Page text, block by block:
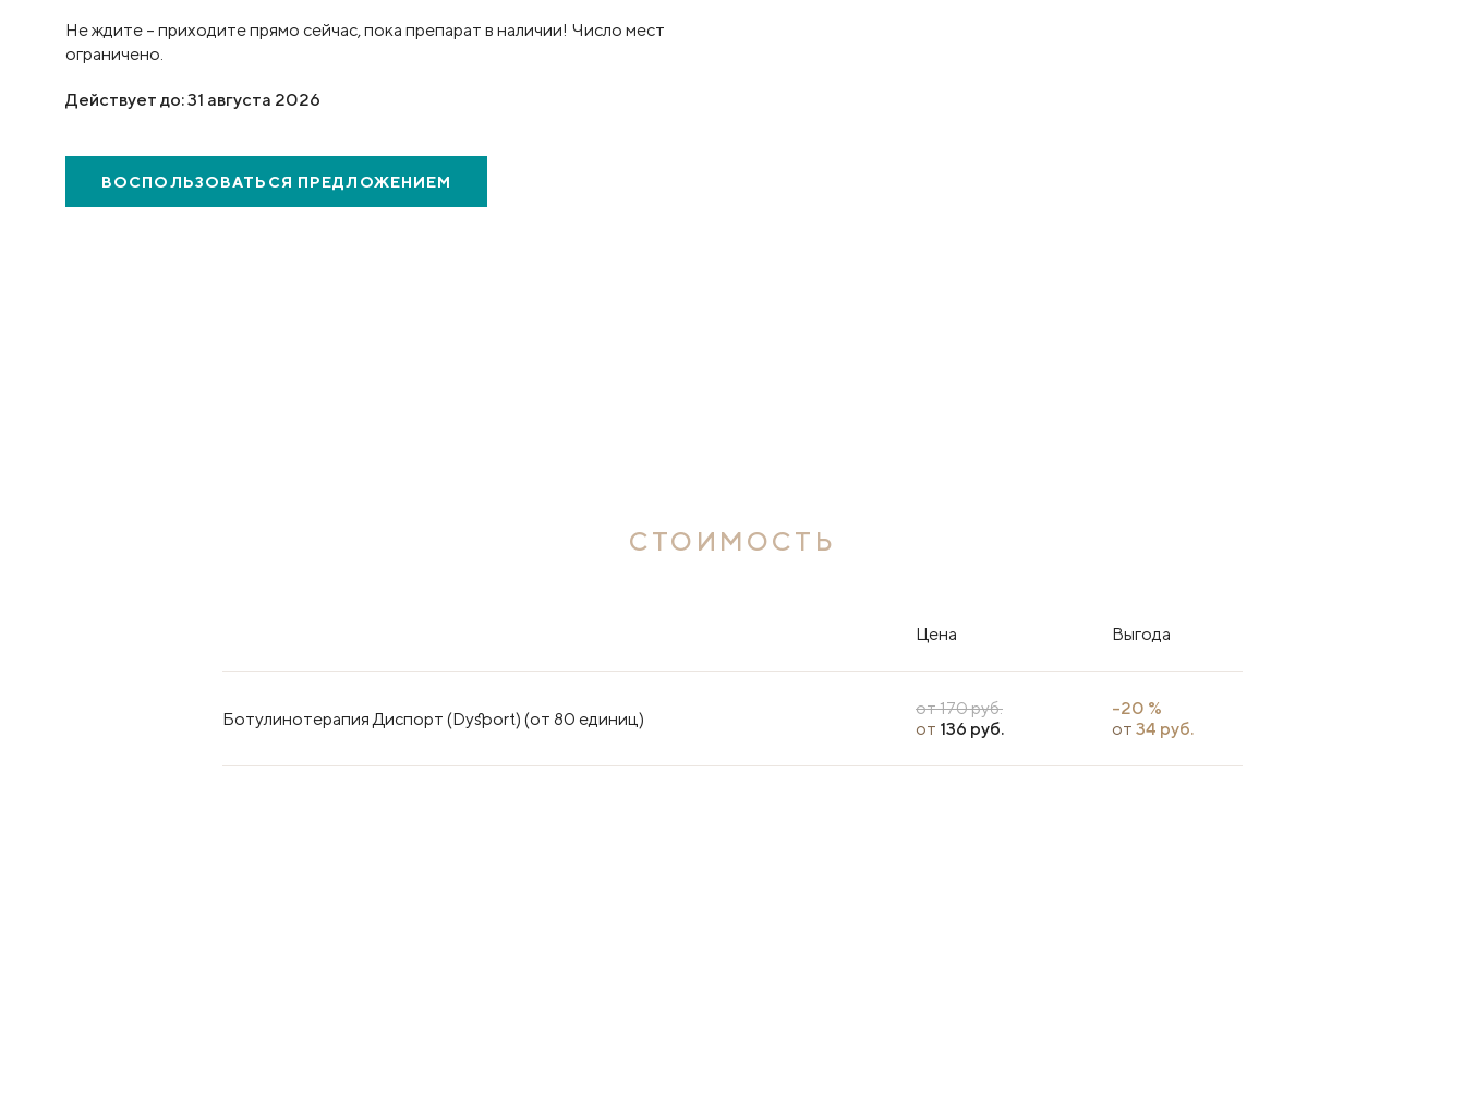
Не ждите – приходите прямо сейчас, пока препарат в наличии! Число мест
ограничено.
Действует до: 31 августа 2026
ВОСПОЛЬЗОВАТЬСЯ ПРЕДЛОЖЕНИЕМ
СТОИМОСТЬ
Цена Выгода
Ботулинотерапия Диспорт (Dysport) (от 80 единиц)
от 170 руб.
от 136 руб.
-20 %
от 34 руб.